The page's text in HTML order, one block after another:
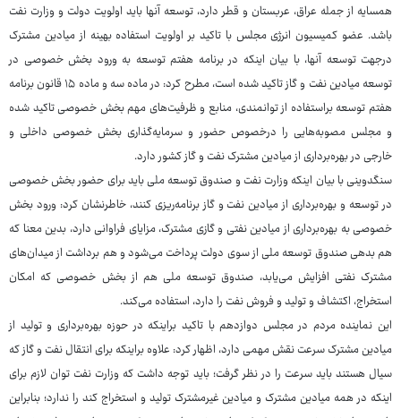
همسایه از جمله عراق، عربستان و قطر دارد، توسعه آنها باید اولویت دولت و وزارت نفت
باشد. عضو ‌کمیسیون انرژی مجلس با تاکید بر اولویت استفاده بهینه از میادین مشترک
درجهت توسعه آنها، با بیان اینکه در برنامه هفتم توسعه به ورود بخش خصوصی در
توسعه میادین نفت و گاز تاکید شده است، مطرح کرد: در ماده سه و ماده ۱۵ قانون برنامه
هفتم توسعه براستفاده از توانمندی، منابع و ظرفیت‌های مهم بخش خصوصی تاکید شده
و مجلس مصوبه‌هایی را درخصوص حضور و سرمایه‌گذاری بخش خصوصی داخلی و
خارجی در بهره‌برداری از میادین مشترک نفت و گاز کشور دارد.
سنگدوینی با بیان اینکه وزارت نفت و صندوق توسعه ملی باید برای حضور بخش خصوصی
در توسعه و بهره‌برداری از میادین نفت و گاز برنامه‌ریزی کنند، خاطرنشان کرد: ورود بخش
خصوصی به بهره‌برداری از میادین نفتی و گازی مشترک، مزایای فراوانی دارد، بدین معنا که
هم بدهی صندوق توسعه ملی از سوی دولت پرداخت می‌شود و هم برداشت از میدان‌های
مشترک نفتی افزایش می‌یابد، صندوق توسعه ملی هم از بخش خصوصی که امکان
استخراج، اکتشاف و تولید و فروش نفت را دارد، استفاده می‌کند.
این نماینده مردم در مجلس دوازدهم با تاکید براینکه در حوزه بهره‌برداری و تولید از
میادین مشترک سرعت نقش مهمی دارد، اظهار کرد: علاوه براینکه برای انتقال نفت و گاز که
سیال هستند باید سرعت را در نظر گرفت؛ باید توجه داشت که وزارت نفت توان لازم برای
اینکه در همه میادین مشترک و میادین غیرمشترک تولید و استخراج کند را ندارد؛ بنابراین